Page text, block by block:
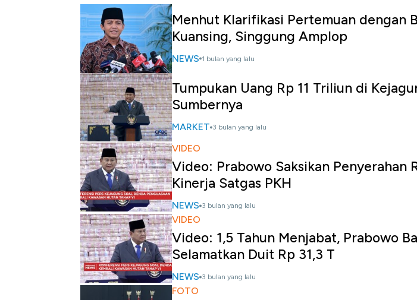
Menhut Klarifikasi Pertemuan dengan
Kuansing, Singgung Amplop
NEWS 1 bulan yang lalu
Tumpukan Uang Rp 11 Triliun di
Sumbernya
MARKET 3 bulan yang lalu
VIDEO
Video: Prabowo Saksikan Penyerahan
Kinerja Satgas PKH
NEWS 3 bulan yang lalu
VIDEO
Video: 1,5 Tahun Menjabat, Prabowo
Selamatkan Duit Rp 31,3 T
NEWS 3 bulan yang lalu
FOTO